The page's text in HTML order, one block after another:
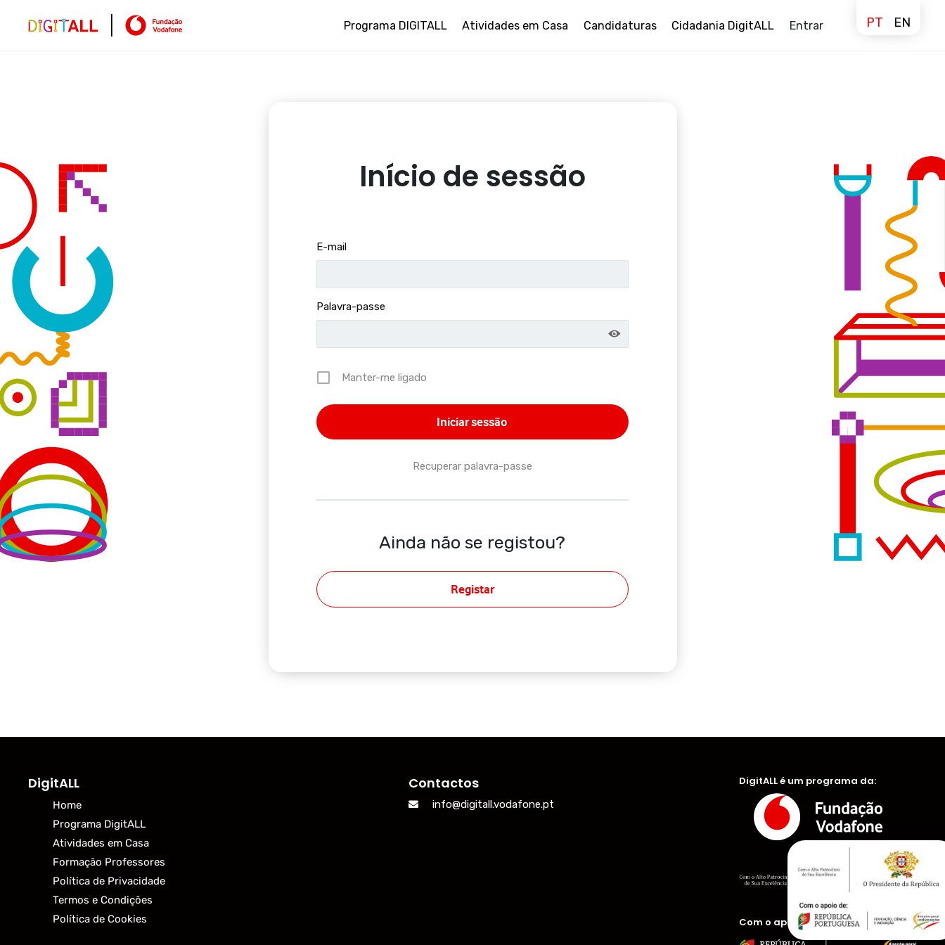
Programa DIGITALL Atividades em Casa Candidaturas Cidadania DigitALL Entrar PT EN
Início de sessão
E-mail
Palavra-passe
Manter-me ligado
Recuperar palavra-passe
Ainda não se registou?
Registar
DigitALL
Home
Programa DigitALL
Atividades em Casa
Formação Professores
Política de Privacidade
Termos e Condições
Política de Cookies
Contactos
info@digitall.vodafone.pt
DigitALL é um programa da:
Com o apoio de: